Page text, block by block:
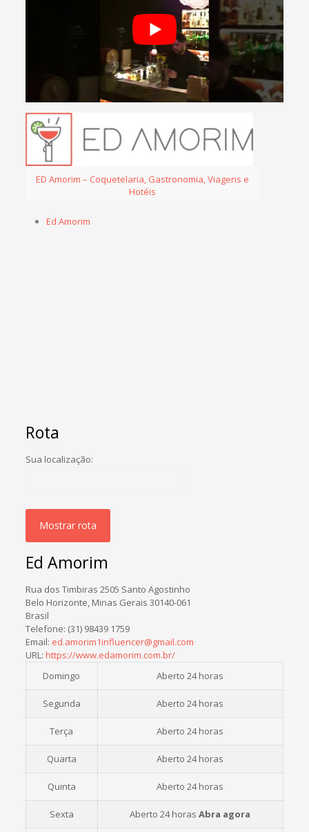
ED Amorim – Coquetelaria, Gastronomia, Viagens e
Hotéis
Ed Amorim
Rota
Sua localização:
Ed Amorim
Rua dos Timbiras 2505 Santo Agostinho
Belo Horizonte, Minas Gerais 30140-061
Brasil
Telefone: (31) 98439 1759
Email: ed.amorim1influencer@gmail.com
URL: https://www.edamorim.com.br/
Domingo
Aberto 24 horas
Segunda Aberto 24 horas
Terça Aberto 24 horas
Quarta Aberto 24 horas
Quinta Aberto 24 horas
Sexta Aberto 24 horas Abra agora